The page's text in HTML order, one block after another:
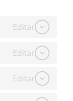
Editar
Editar
Editar